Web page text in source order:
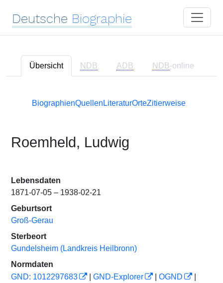
Deutsche Biographie
Übersicht NDB ADB NDB-online
BiographienQuellen LiteraturOrteZitierweise
Roemheld, Ludwig
Lebensdaten
1871-07-05 – 1938-02-21
Geburtsort
Groß-Gerau
Sterbeort
Gundelsheim (Landkreis Heilbronn)
Normdaten
GND: 1012297683
GND-Explorer OGND